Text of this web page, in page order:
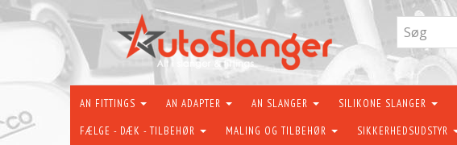
AN FITTINGS AN ADAPTER AN SLANGER SILIKONE SLANGER
FÆLGE - DÆK - TILBEHØR MALING OG TILBEHØR SIKKERHEDSUDSTYR